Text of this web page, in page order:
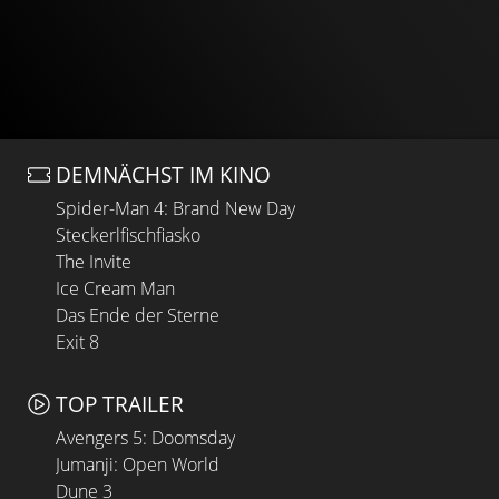
DEMNÄCHST IM KINO
Spider-Man 4: Brand New Day
Steckerlfischfiasko
The Invite
Ice Cream Man
Das Ende der Sterne
Exit 8
TOP TRAILER
Avengers 5: Doomsday
Jumanji: Open World
Dune 3